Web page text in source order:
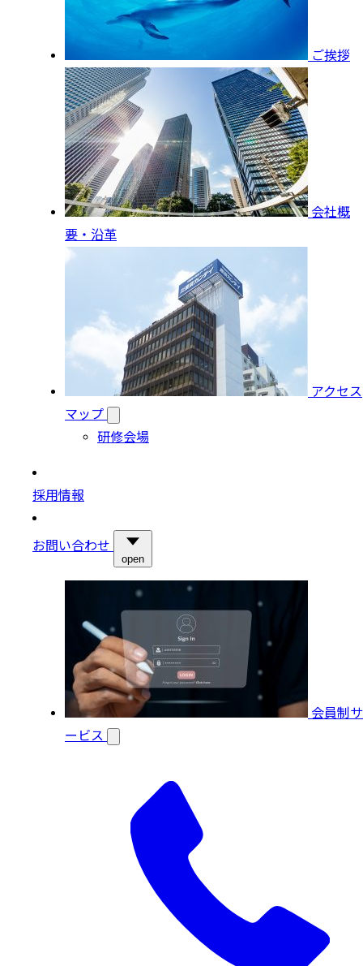
ご挨拶
会社概
要・沿革
アクセス
マップ
研修会場
採用情報
お問い合わせ
open
会員制サ
ービス